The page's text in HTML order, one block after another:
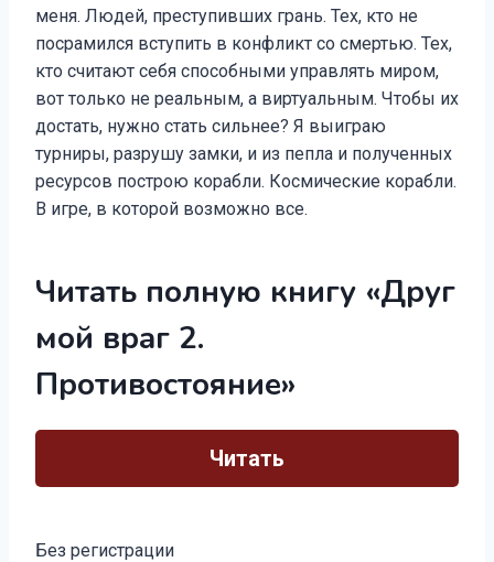
меня. Людей, преступивших грань. Тех, кто не
посрамился вступить в конфликт со смертью. Тех,
кто считают себя способными управлять миром,
вот только не реальным, а виртуальным. Чтобы их
достать, нужно стать сильнее? Я выиграю
турниры, разрушу замки, и из пепла и полученных
ресурсов построю корабли. Космические корабли.
В игре, в которой возможно все.
Читать полную книгу «Друг
мой враг 2.
Противостояние»
Читать
Без регистрации